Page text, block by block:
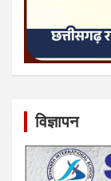
विज्ञापन